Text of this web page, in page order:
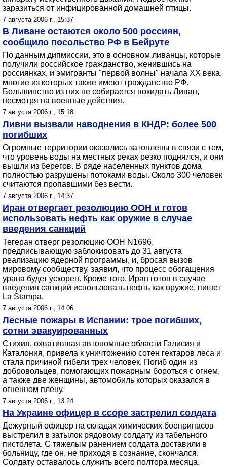
заразиться от инфицированной домашней птицы.
7 августа 2006 г., 15:37
В Ливане остаются около 500 россиян,
сообщило посольство РФ в Бейруте
По данным дипмиссии, это в основном ливанцы, которые
получили российское гражданство, женившись на
россиянках, и эмигранты "первой волны" начала XX века,
многие из которых также имеют гражданство РФ.
Большинство из них не собирается покидать Ливан,
несмотря на военные действия.
7 августа 2006 г., 15:18
Ливни вызвали наводнения в КНДР: более 500
погибших
Огромные территории оказались затоплены в связи с тем,
что уровень воды на местных реках резко поднялся, и они
вышли из берегов. В ряде населенных пунктов дома
полностью разрушены потоками воды. Около 300 человек
считаются пропавшими без вести.
7 августа 2006 г., 14:37
Иран отвергает резолюцию ООН и готов
использовать нефть как оружие в случае
введения санкций
Тегеран отверг резолюцию ООН N1696,
предписывающую заблокировать до 31 августа
реализацию ядерной программы, и, бросая вызов
мировому сообществу, заявил, что процесс обогащения
урана будет ускорен. Кроме того, Иран готов в случае
введения санкций использовать нефть как оружие, пишет
La Stampa.
7 августа 2006 г., 14:06
Лесные пожары в Испании: трое погибших,
сотни эвакуированных
Стихия, охватившая автономные области Галисия и
Каталония, привела к уничтожению сотен гектаров леса и
стала причиной гибели трех человек. Погиб один из
добровольцев, помогающих пожарным бороться с огнем,
а также две женщины, автомобиль которых оказался в
огненном плену.
7 августа 2006 г., 13:24
На Украине офицер в ссоре застрелил солдата
Дежурный офицер на складах химических боеприпасов
выстрелил в затылок рядовому солдату из табельного
пистолета. С тяжелым ранением солдата доставили в
больницу, где он, не приходя в сознание, скончался.
Солдату оставалось служить всего полтора месяца.